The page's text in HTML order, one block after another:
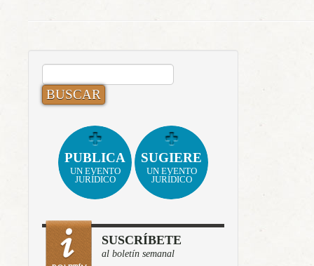
BUSCAR:
PUBLICA
UN EVENTO
JURÍDICO
SUGIERE
UN EVENTO
JURÍDICO
SUSCRÍBETE
al boletín semanal